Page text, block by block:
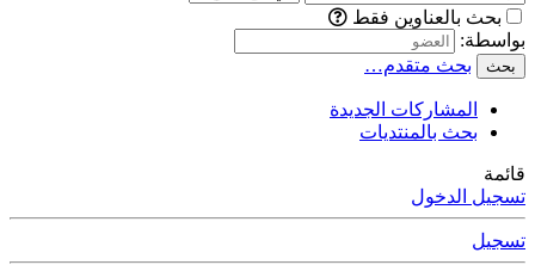
بحث بالعناوين فقط
بواسطة:
بحث بحث متقدم…
المشاركات الجديدة
بحث بالمنتديات
قائمة
تسجيل الدخول
تسجيل